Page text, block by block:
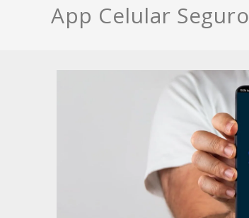
App Celular Seguro